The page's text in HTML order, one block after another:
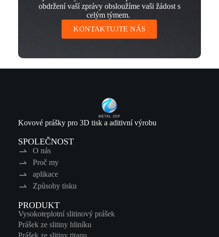
obdržení vaší zprávy obsloužíme vaši žádost s
celým týmem.
KONTAKTUJTE NÁS
Kovové prášky pro 3D tisk a aditivní výrobu
SPOLEČNOST
O nás
Proč my
aplikace
Způsoby tisku
PRODUKT
Vysokoteplotní slitinový prášek
Prášek ze slitiny hliníku
Prášek ze slitiny titanu